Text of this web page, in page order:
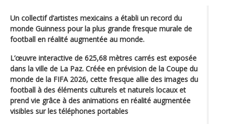
Un collectif d’artistes mexicains a établi un record du
monde Guinness pour la plus grande fresque murale de
football en réalité augmentée au monde.
L’œuvre interactive de 625,68 mètres carrés est exposée
dans la ville de La Paz. Créée en prévision de la Coupe du
monde de la FIFA 2026, cette fresque allie des images du
football à des éléments culturels et naturels locaux et
prend vie grâce à des animations en réalité augmentée
visibles sur les téléphones portables